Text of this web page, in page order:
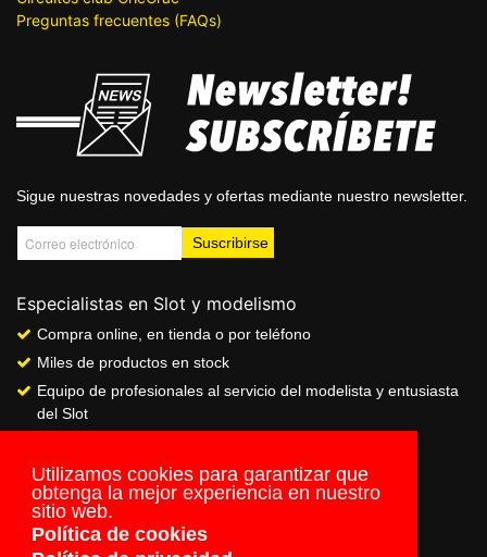
Utilizamos cookies para garantizar que
obtenga la mejor experiencia en nuestro
sitio web.
Política de cookies
Preguntas frecuentes (FAQs)
Sigue nuestras novedades y ofertas mediante nuestro newsletter.
Especialistas en Slot y modelismo
Compra online, en tienda o por teléfono
Miles de productos en stock
Equipo de profesionales al servicio del modelista y entusiasta
del Slot
Servicio de pago seguro online
Envios a todo el mundo